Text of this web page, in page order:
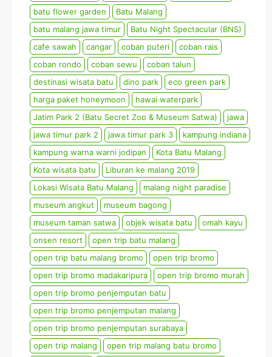
batu flower garden
Batu Malang
batu malang jawa timur
Batu Night Spectacular (BNS)
cafe sawah
cangar coban puteri
coban rais
coban rondo
coban sewu
coban talun
destinasi wisata batu
dino park
eco green park
harga paket honeymoon
hawai waterpark
Jatim Park 2 (Batu Secret Zoo & Museum Satwa)
jawa
jawa timur park 2
jawa timur park 3
kampung indiana
kampung warna warni jodipan
Kota Batu Malang
Kota wisata batu
Liburan ke malang 2019
Lokasi Wisata Batu Malang
malang night paradise
museum angkut
museum bagong
museum taman satwa
objek wisata batu
omah kayu
onsen resort
open trip batu malang
open trip batu malang bromo
open trip bromo
open trip bromo madakaripura
open trip bromo murah
open trip bromo penjemputan batu
open trip bromo penjemputan malang
open trip bromo penjemputan surabaya
open trip malang
open trip malang batu bromo